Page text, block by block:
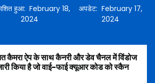
हुआ: February 18,
2024
अपडेट: February 17,
2024
कैमरा ऐप के साथ कैनरी और डेव चैनल में विंडोज
किया है जो वाई-फाई क्यूआर कोड को स्कैन